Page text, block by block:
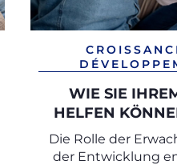
WIE SIE
HELFEN
GEFÜHLE ZU
UND
Die Rolle der
der Entwicklung